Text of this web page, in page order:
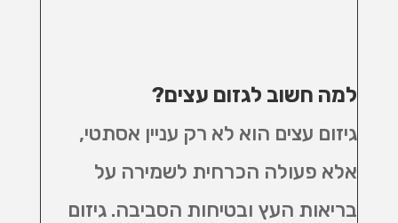
למה חשוב לגזום עצים?
גיזום עצים הוא לא רק עניין אסתטי,
אלא פעולה הכרחית לשמירה על
בריאות העץ ובטיחות הסביבה. גיזום